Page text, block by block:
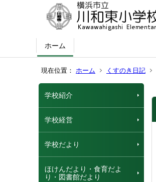
ホーム
現在位置： ホーム くすのき日記
学校紹介
学校経営
学校だより
ほけんだより・食育だよ
り・図書館だより